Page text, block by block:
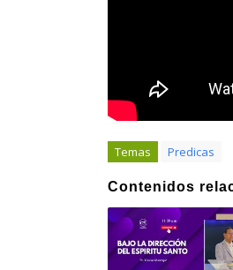
Temas Predicas
Contenidos